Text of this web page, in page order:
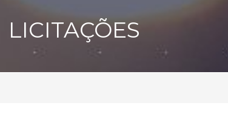
LICITAÇÕES